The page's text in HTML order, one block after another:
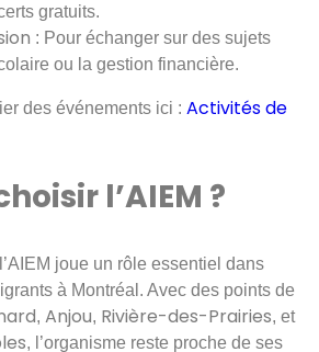
gratuits.
: Pour échanger sur des sujets
ou la gestion financière.
des événements ici : Activités de
l’AIEM ?
joue un rôle essentiel dans
à Montréal. Avec des points de
, Anjou, Rivière-des-Prairies, et
, l’organisme reste proche de ses